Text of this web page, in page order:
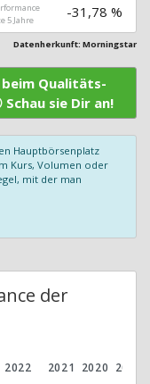
5 Jahre
-31,78 %
Datenherkunft: Morningstar
beim Qualitäts-
Schau sie Dir an!
Hauptbörsenplatz
Kurs, Volumen oder
mit der man
der
2022 2021 2020 2019